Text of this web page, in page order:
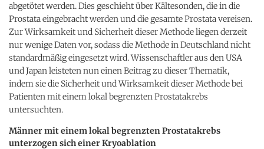
abgetötet werden. Dies geschieht über Kältesonden, die in die
Prostata eingebracht werden und die gesamte Prostata vereisen.
Zur Wirksamkeit und Sicherheit dieser Methode liegen derzeit
nur wenige Daten vor, sodass die Methode in Deutschland nicht
standardmäßig eingesetzt wird. Wissenschaftler aus den USA
und Japan leisteten nun einen Beitrag zu dieser Thematik,
indem sie die Sicherheit und Wirksamkeit dieser Methode bei
Patienten mit einem lokal begrenzten Prostatakrebs
untersuchten.
Männer mit einem lokal begrenzten Prostatakrebs
unterzogen sich einer Kryoablation